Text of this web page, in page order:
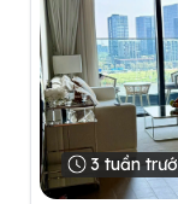
3 tuần